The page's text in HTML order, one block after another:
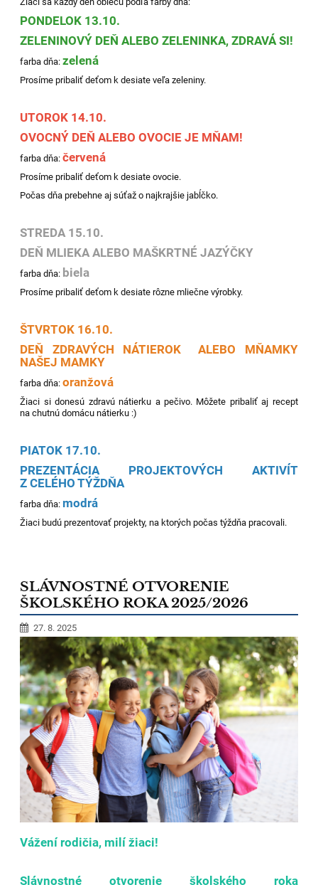
PONDELOK 13.10.
ZELENINOVÝ DEŇ ALEBO ZELENINKA, ZDRAVÁ SI!
farba dňa:zelená
Prosíme pribaliť deťom k desiate veľa zeleniny.
UTOROK 14.10.
OVOCNÝ DEŇ ALEBO OVOCIE JE MŇAM!
farba dňa:červená
Prosíme pribaliť deťom k desiate ovocie.
Počas dňa prebehne aj súťaž o najkrajšie jabĺčko.
STREDA 15.10.
DEŇ MLIEKA ALEBO MAŠKRTNÉ JAZÝČKY
farba dňa: biela
Prosíme pribaliť deťom k desiate rôzne mliečne výrobky.
ŠTVRTOK 16.10.
DEŇ ZDRAVÝCH NÁTIEROK ALEBO MŇAMKY
NAŠEJ MAMKY
farba dňa:oranžová
Žiaci si donesú zdravú nátierku a pečivo. Môžete pribaliť aj recept
na chutnú domácu nátierku :)
PIATOK 17.10.
PREZENTÁCIA PROJEKTOVÝCH AKTIVÍT
Z CELÉHO TÝŽDŇA
farba dňa: modrá
Žiaci budú prezentovať projekty, na ktorých počas týždňa pracovali.
SLÁVNOSTNÉ OTVORENIE
ŠKOLSKÉHO ROKA 2025/2026
27. 8. 2025
Vážení rodičia, milí žiaci!
Slávnostné otvorenie školského roka